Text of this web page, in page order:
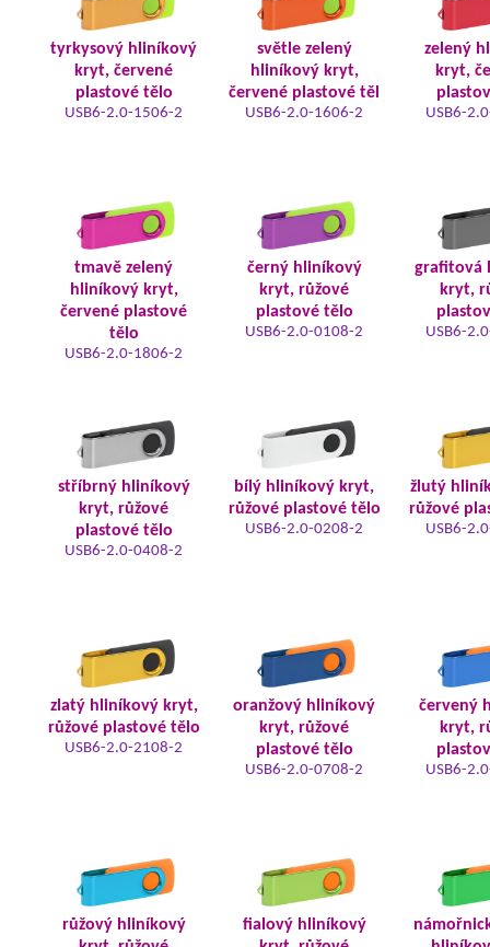
tyrkysový hliníkový
kryt, červené
plastové tělo
USB6-2.0-1506-2
světle zelený
hliníkový kryt,
červené plastové těl
USB6-2.0-1606-2
zelený
kryt,
USB6-
tmavě zelený
hliníkový kryt,
červené plastové
tělo
USB6-2.0-1806-2
černý hliníkový
kryt, růžové
plastové tělo
USB6-2.0-0108-2
grafitová
kryt,
USB6-
stříbrný hliníkový
kryt, růžové
plastové tělo
USB6-2.0-0408-2
bílý hliníkový kryt,
růžové plastové tělo
USB6-2.0-0208-2
žlutý
růžové
USB6-
zlatý hliníkový kryt,
růžové plastové tělo
USB6-2.0-2108-2
oranžový hliníkový
kryt, růžové
plastové tělo
USB6-2.0-0708-2
červený
kryt,
USB6-
růžový hliníkový
fialový hliníkový